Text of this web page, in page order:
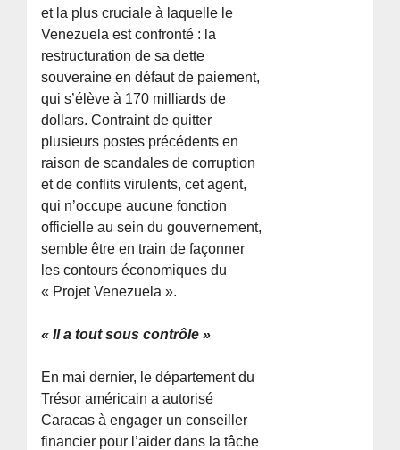
et la plus cruciale à laquelle le
Venezuela est confronté : la
restructuration de sa dette
souveraine en défaut de paiement,
qui s’élève à 170 milliards de
dollars. Contraint de quitter
plusieurs postes précédents en
raison de scandales de corruption
et de conflits virulents, cet agent,
qui n’occupe aucune fonction
officielle au sein du gouvernement,
semble être en train de façonner
les contours économiques du
« Projet Venezuela ».
« Il a tout sous contrôle »
En mai dernier, le département du
Trésor américain a autorisé
Caracas à engager un conseiller
financier pour l’aider dans la tâche